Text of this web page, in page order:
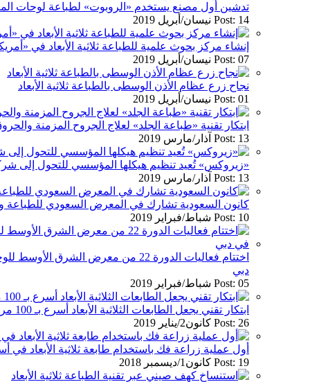
تدشين أول مصنع يستخدم «الروبوت» لطباعة لوحات
Post: 14 نيسان/أبريل 2019
إنشاء مركز بحوث علمية للطباعة ثلاثية الأبعاد في
Post: 07 نيسان/أبريل 2019
نجاح زرع عظام الأذن الوسطى بالطباعة ثلاثية الأبعاد
Post: 01 نيسان/أبريل 2019
ابتكار تقنية «طباعة الجلد» لعلاج الجروح المزمنة
Post: 13 آذار/مارس 2019
«زيروكس» تُعيد تنظيم هيكلها المؤسسي للتحول إلى
Post: 13 آذار/مارس 2019
كانون السعودية تشارك في المعرض السعودي للطباعة
Post: 10 شباط/فبراير 2019
اختتام فعاليات الدورة 22 من معرض
دبي
Post: 05 شباط/فبراير 2019
ابتكار تقني يجعل الطابعات الثلاثية الأبعاد أسرع بـ 100 مرة من مثيلاتها التقليدية
Post: 26 كانون2/يناير 2019
أول عملية زراعة فك باستخدام طابعة ثلاثية الأبعاد في
Post: 19 كانون1/ديسمبر 2018